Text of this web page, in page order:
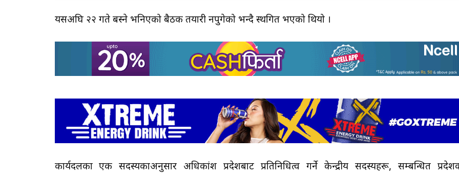
यसअघि २२ गते बस्ने भनिएको बैठक तयारी नपुगेको भन्दै स्थगित भएको थियो ।
कार्यदलका एक सदस्यकाअनुसार अधिकांश प्रदेशबाट प्रतिनिधित्व गर्ने केन्द्रीय सदस्यहरू, सम्बन्धित